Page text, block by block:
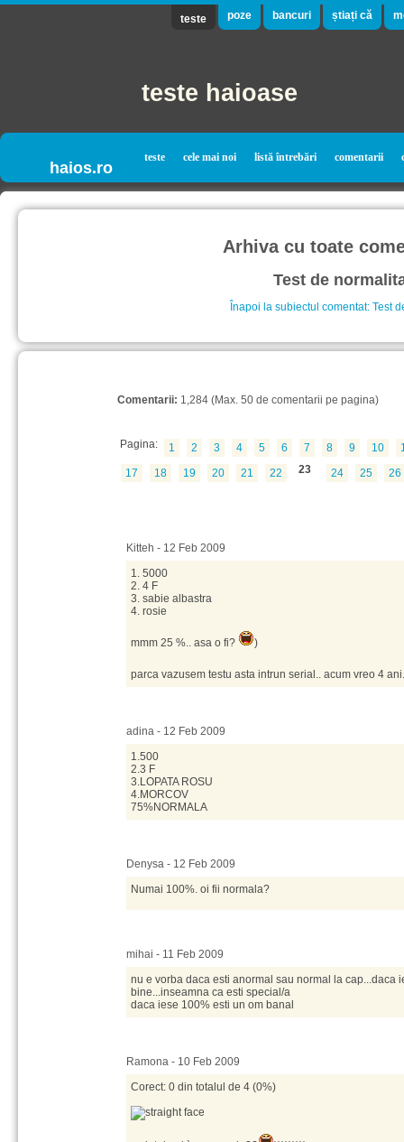
teste poze bancuri știați că
teste haioase
haios.ro
teste cele mai noi listă întrebări comentarii
Arhiva cu toate
Test de
Înapoi la subiectul comentat: Test
Comentarii: 1,284 (Max. 50 de comentarii pe pagina)
Pagina: 1 2 3 4 5 6 7 8 9 10
17
18 19 20 21 22 23 24 25 26
Kitteh - 12 Feb 2009
1. 5000
2. 4 F
3. sabie albastra
4. rosie
mmm 25 %.. asa o fi? )
parca vazusem testu asta intrun serial.. acum vreo 4
adina - 12 Feb 2009
1.500
2.3 F
3.LOPATA ROSU
4.MORCOV
75%NORMALA
Denysa - 12 Feb 2009
Numai 100%. oi fii normala?
mihai - 11 Feb 2009
nu e vorba daca esti anormal sau normal la cap...daca
bine...inseamna ca esti special/a
daca iese 100% esti un om banal
Ramona - 10 Feb 2009
Corect: 0 din totalul de 4 (0%)